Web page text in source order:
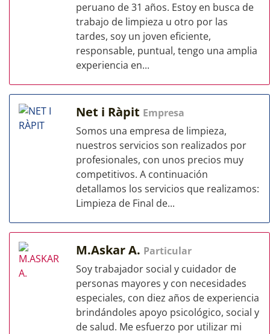
peruano de 31 años. Estoy en busca de
trabajo de limpieza u otro por las
tardes, soy un joven eficiente,
responsable, puntual, tengo una amplia
experiencia en...
Net i Ràpit Empresa
Somos una empresa de limpieza,
nuestros servicios son realizados por
profesionales, con unos precios muy
competitivos. A continuación
detallamos los servicios que realizamos:
Limpieza de Final de...
M.Askar A. Particular
Soy trabajador social y cuidador de
personas mayores y con necesidades
especiales, con diez años de experiencia
brindándoles apoyo psicológico, social y
de salud. Me esfuerzo por utilizar mi